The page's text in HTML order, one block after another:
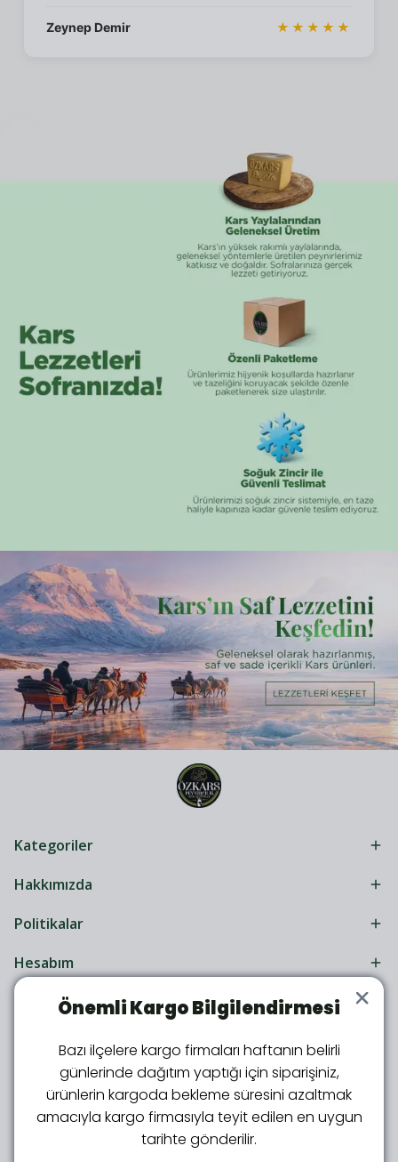
Zeynep Demir ★★★★★
Kategoriler
Hakkımızda
Politikalar
Hesabım
Kars Peynircilik Ailesine Katıl!
Önemli Kargo Bilgilendirmesi
Bazı ilçelere kargo firmaları haftanın belirli
günlerinde dağıtım yaptığı için siparişiniz,
ürünlerin kargoda bekleme süresini azaltmak
amacıyla kargo firmasıyla teyit edilen en uygun
tarihte gönderilir.